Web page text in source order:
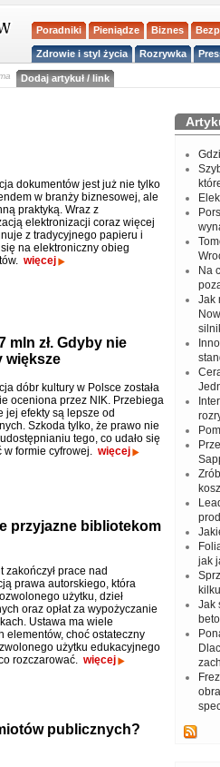
Poradniki Pieniądze Biznes
Zdrowie i styl życia Rozrywka
Dodaj artykuł / link
dokumentów jest już nie tylko
w branży biznesowej, ale
praktyką. Wraz z
elektronizacji coraz więcej
z tradycyjnego papieru i
na elektroniczny obieg
więcej
mln zł. Gdyby nie
większe
dóbr kultury w Polsce została
oceniona przez NIK. Przebiega
jej efekty są lepsze od
Szkoda tylko, że prawo nie
tego, co udało się
w formie cyfrowej. więcej
przyjazne bibliotekom
zakończył prace nad
prawa autorskiego, która
użytku, dzieł
oraz opłat za wypożyczanie
Ustawa ma wiele
elementów, choć ostateczny
użytku edukacyjnego
rozczarować. więcej
publicznych?
Na
Jak
jak
Jak